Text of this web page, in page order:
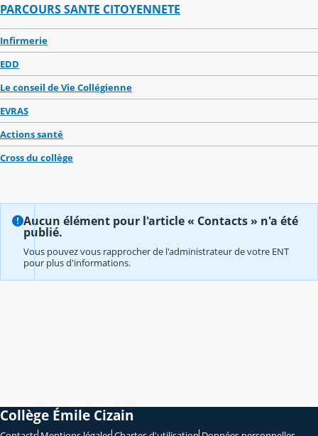
PARCOURS SANTE CITOYENNETE
Infirmerie
EDD
Le conseil de Vie Collégienne
EVRAS
Actions santé
Cross du collège
Aucun élément pour l'article « Contacts » n'a été
publié.
Vous pouvez vous rapprocher de l'administrateur de votre ENT
pour plus d'informations.
Collège Émile Cizain